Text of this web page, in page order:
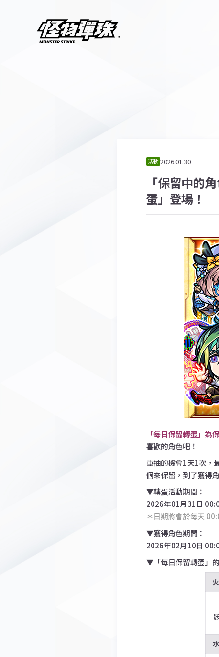
活動 2026.01.30
「保留中的
蛋」登場！
「每日保留轉蛋」
喜歡的角色吧！
重抽的機會1天1次，
個來保留，到了獲得
▼轉蛋活動期間：
2026年01月31日
＊日期將會於每天
▼獲得角色期間：
2026年02月10日
▼「每日保留轉蛋」